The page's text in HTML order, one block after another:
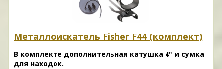
Металлоискатель Fisher F44 (комплект)
В комплекте дополнительная катушка 4" и сумка
для находок.